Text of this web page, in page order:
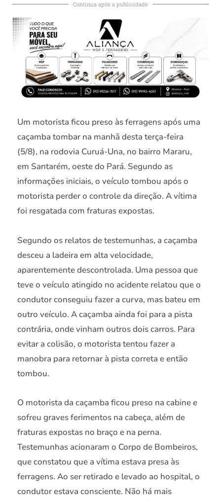
Continua após a publicidade
Um motorista ficou preso às ferragens após uma
caçamba tombar na manhã desta terça-feira
(5/8), na rodovia Curuá-Una, no bairro Mararu,
em Santarém, oeste do Pará. Segundo as
informações iniciais, o veículo tombou após o
motorista perder o controle da direção. A vítima
foi resgatada com fraturas expostas.
Segundo os relatos de testemunhas, a caçamba
desceu a ladeira em alta velocidade,
aparentemente descontrolada. Uma pessoa que
teve o veículo atingido no acidente relatou que o
condutor conseguiu fazer a curva, mas bateu em
outro veículo. A caçamba ainda foi para a pista
contrária, onde vinham outros dois carros. Para
evitar a colisão, o motorista tentou fazer a
manobra para retornar à pista correta e então
tombou.
O motorista da caçamba ficou preso na cabine e
sofreu graves ferimentos na cabeça, além de
fraturas expostas no braço e na perna.
Testemunhas acionaram o Corpo de Bombeiros,
que constatou que a vítima estava presa às
ferragens. Ao ser retirado e levado ao hospital, o
condutor estava consciente. Não há mais